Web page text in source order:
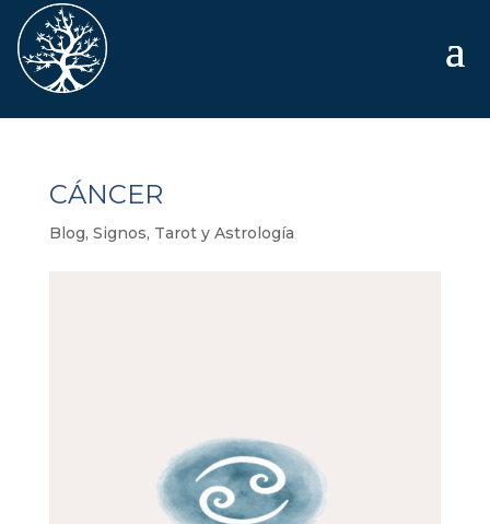
CÁNCER
Blog, Signos, Tarot y Astrología